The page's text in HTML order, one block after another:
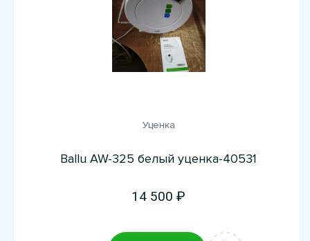
Уценка
Ballu AW-325 белый уценка-40531
14 500